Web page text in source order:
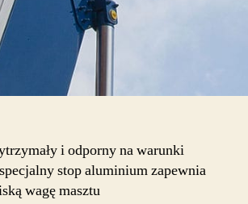
i odporny na warunki
stop aluminium zapewnia
wagę masztu